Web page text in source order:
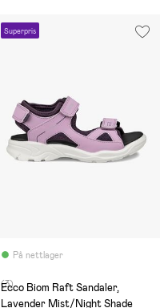
Superpris
På nettlager
(3)
Ecco Biom Raft Sandaler,
Lavender Mist/Night Shade